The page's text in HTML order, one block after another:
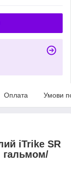
Оплата Умови
iTrike SR
гальмом/